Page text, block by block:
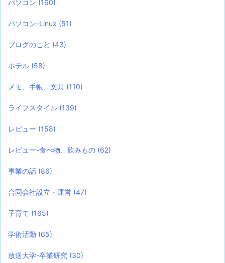
パソコン (160)
パソコン-Linux (51)
ブログのこと (43)
ホテル (58)
メモ、手帳、文具 (110)
ライフスタイル (139)
レビュー (158)
レビュー-食べ物、飲みもの (62)
事業の話 (86)
合同会社設立・運営 (47)
子育て (165)
学術活動 (65)
放送大学-卒業研究 (30)